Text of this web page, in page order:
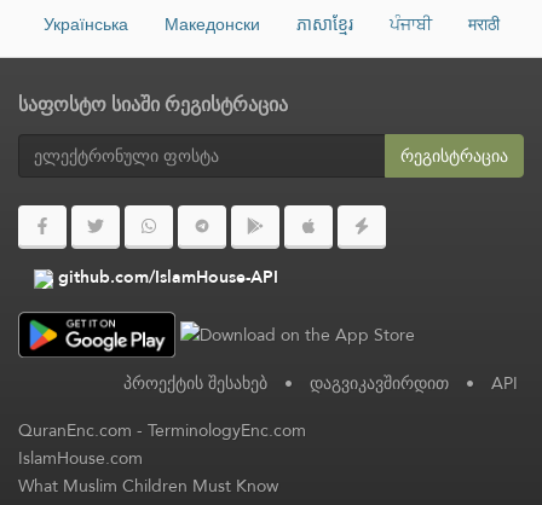
Українська
Македонски ភាសាខ្មែរ ਪੰਜਾਬੀ मराठी
საფოსტო სიაში რეგისტრაცია
რეგისტრაცია
github.com/IslamHouse-API
პროექტის შესახებ • დაგვიკავშირდით • API
QuranEnc.com-TerminologyEnc.com
IslamHouse.com
What Muslim Children Must Know